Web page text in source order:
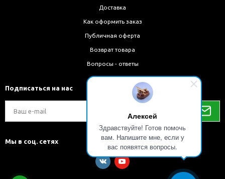
Алексей
Здравствуйте! Готов помочь
вам. Напишите мне, если у
вас появятся вопросы.
Доставка
Как оформить заказ
Публичная оферта
Возврат товара
Вопросы - ответы
Подписаться на нас
Мы в соц. сетях